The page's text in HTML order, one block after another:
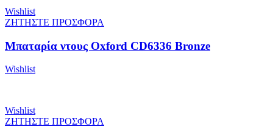
Wishlist
ΖΗΤΗΣΤΕ ΠΡΟΣΦΟΡΑ
Μπαταρία ντους Oxford CD6336 Bronze
Wishlist
Wishlist
ΖΗΤΗΣΤΕ ΠΡΟΣΦΟΡΑ